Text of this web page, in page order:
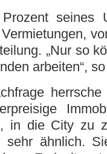
seines
„Nur so
arbeiten“,
in die City zu
sehr ähnlich.